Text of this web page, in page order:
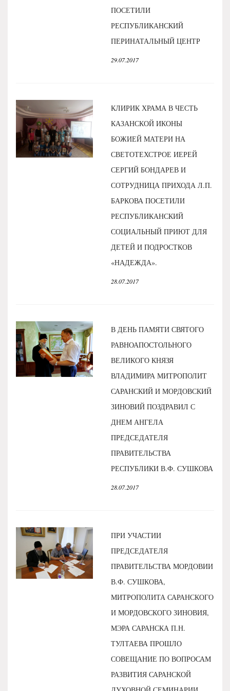
ПОСЕТИЛИ
РЕСПУБЛИКАНСКИЙ
ПЕРИНАТАЛЬНЫЙ ЦЕНТР
29.07.2017
КЛИРИК ХРАМА В ЧЕСТЬ
КАЗАНСКОЙ ИКОНЫ
БОЖИЕЙ МАТЕРИ НА
СВЕТОТЕХСТРОЕ ИЕРЕЙ
СЕРГИЙ БОНДАРЕВ И
СОТРУДНИЦА ПРИХОДА Л.П.
БАРКОВА ПОСЕТИЛИ
РЕСПУБЛИКАНСКИЙ
СОЦИАЛЬНЫЙ ПРИЮТ ДЛЯ
ДЕТЕЙ И ПОДРОСТКОВ
«НАДЕЖДА».
28.07.2017
В ДЕНЬ ПАМЯТИ СВЯТОГО
РАВНОАПОСТОЛЬНОГО
ВЕЛИКОГО КНЯЗЯ
ВЛАДИМИРА МИТРОПОЛИТ
САРАНСКИЙ И МОРДОВСКИЙ
ЗИНОВИЙ ПОЗДРАВИЛ С
ДНЕМ АНГЕЛА
ПРЕДСЕДАТЕЛЯ
ПРАВИТЕЛЬСТВА
РЕСПУБЛИКИ В.Ф. СУШКОВА
28.07.2017
ПРИ УЧАСТИИ
ПРЕДСЕДАТЕЛЯ
ПРАВИТЕЛЬСТВА МОРДОВИИ
В.Ф. СУШКОВА,
МИТРОПОЛИТА САРАНСКОГО
И МОРДОВСКОГО ЗИНОВИЯ,
МЭРА САРАНСКА П.Н.
ТУЛТАЕВА ПРОШЛО
СОВЕЩАНИЕ ПО ВОПРОСАМ
РАЗВИТИЯ САРАНСКОЙ